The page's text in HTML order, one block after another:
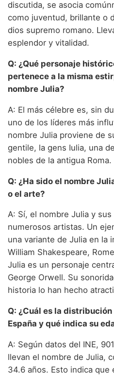
discutida, se asocia
como juventud, brillante o
dios supremo romano.
esplendor y vitalidad.
Q: ¿Qué personaje
pertenece a la misma
nombre Julia?
A: El más célebre es, sin
uno de los líderes más
nombre Julia proviene de
gentile, la gens Iulia, una
nobles de la antigua Roma.
Q: ¿Ha sido el nombre
o el arte?
A: Sí, el nombre Julia y
numerosos artistas. Un
una variante de Julia en la
William Shakespeare,
Julia es un personaje
George Orwell. Su
historia lo han hecho
Q: ¿Cuál es la
España y qué indica su
A: Según datos del INE,
llevan el nombre de Julia,
34.6 años. Esto indica que